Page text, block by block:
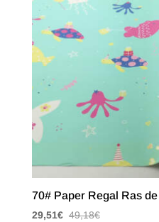
70# Paper Regal Ras
29,51€ 49,18€